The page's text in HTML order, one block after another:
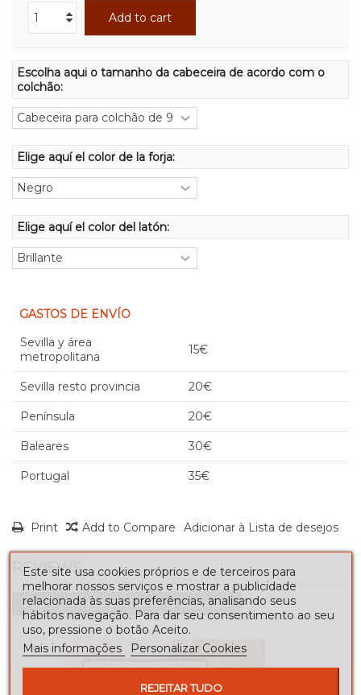
Add to cart
Escolha aqui o tamanho da cabeceira de acordo com o
colchão:
Elige aquí el color de la forja:
Elige aquí el color del latón:
GASTOS DE ENVÍO
Sevilla y área
metropolitana
15€
Sevilla resto provincia 20€
Península 20€
Baleares 30€
Portugal 35€
Print Add to Compare Adicionar à Lista de desejos
REVIEWS
Seja o primeiro a fazer uma avaliação!
Este site usa cookies próprios e de terceiros para
melhorar nossos serviços e mostrar a publicidade
relacionada às suas preferências, analisando seus
hábitos navegação. Para dar seu consentimento ao seu
uso, pressione o botão Aceito.
Mais informações
Personalizar Cookies
REJEITAR TUDO